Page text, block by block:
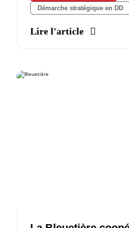
Démarche stratégique en DD
Lire l'article